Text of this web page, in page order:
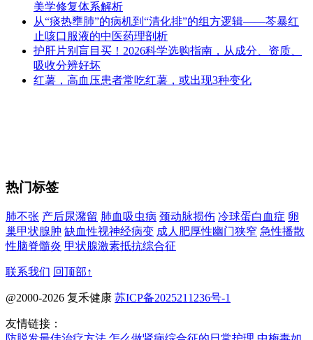
美学修复体系解析
从“痰热壅肺”的病机到“清化排”的组方逻辑——芩暴红
止咳口服液的中医药理剖析
护肝片别盲目买！2026科学选购指南，从成分、资质、
吸收分辨好坏
红薯，高血压患者常吃红薯，或出现3种变化
热门标签
肺不张 产后尿潴留 肺血吸虫病 颈动脉损伤 冷球蛋白血症 卵
巢甲状腺肿 缺血性视神经病变 成人肥厚性幽门狭窄 急性播散
性脑脊髓炎 甲状腺激素抵抗综合征
联系我们 回顶部↑
@2000-2026 复禾健康 苏ICP备2025211236号-1
友情链接：